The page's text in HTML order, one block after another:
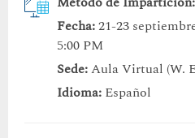
Fecha:21-23
5:00 PM
Sede:Aula Virtual (W.
Idioma: Español